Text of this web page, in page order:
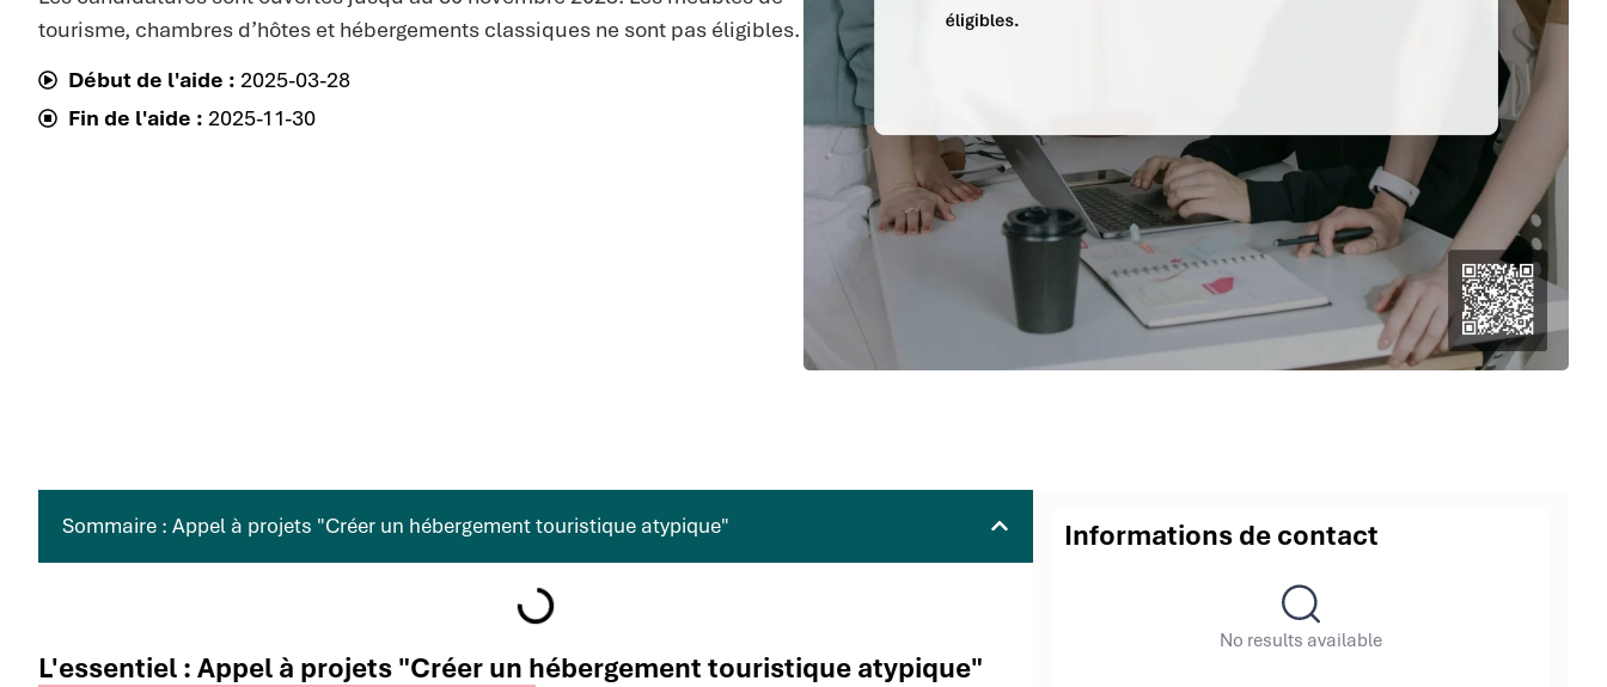
tourisme, chambres d’hôtes et hébergements classiques ne sont pas éligibles.
Début de l'aide : 2025-03-28
Fin de l'aide : 2025-11-30
Sommaire : Appel à projets "Créer un hébergement touristique atypique"
L'essentiel : Appel à projets "Créer un hébergement touristique atypique"
Informations de contact
No results available